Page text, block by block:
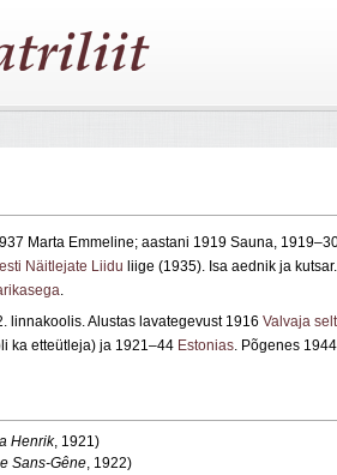
Marta Emmeline; aastani 1919 Sauna,
Näitlejate Liidu liige (1935). Isa aednik ja kutsar.
.
linnakoolis. Alustas lavategevust 1916 Valvaja
ka etteütleja) ja 1921–44 Estonias. Põgenes 1944
Henrik, 1921)
Sans‑Gêne, 1922)